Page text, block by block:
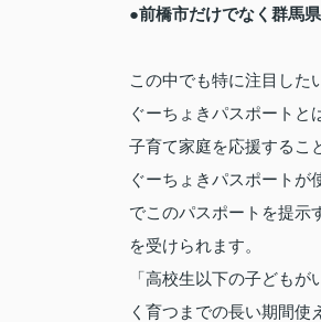
●前橋市だけでなく群馬
この中でも特に注目した
ぐーちょきパスポートと
子育て家庭を応援するこ
ぐーちょきパスポートが
でこのパスポートを提示
を受けられます。
「高校生以下の子ども
く育つまでの長い期間使